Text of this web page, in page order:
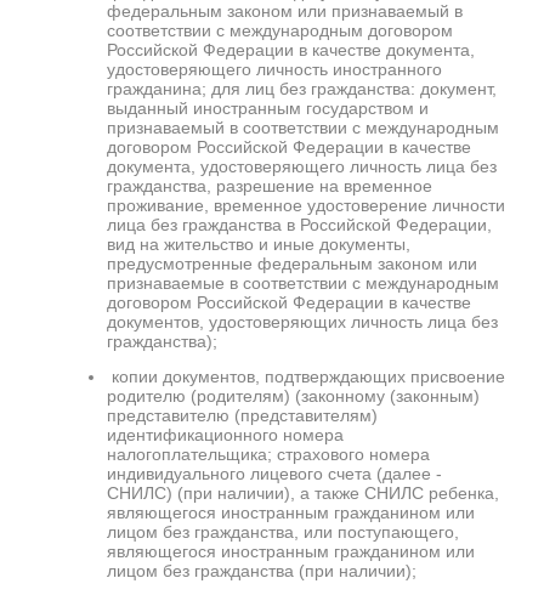
федеральным законом или признаваемый в
соответствии с международным договором
Российской Федерации в качестве документа,
удостоверяющего личность иностранного
гражданина; для лиц без гражданства: документ,
выданный иностранным государством и
признаваемый в соответствии с международным
договором Российской Федерации в качестве
документа, удостоверяющего личность лица без
гражданства, разрешение на временное
проживание, временное удостоверение личности
лица без гражданства в Российской Федерации,
вид на жительство и иные документы,
предусмотренные федеральным законом или
признаваемые в соответствии с международным
договором Российской Федерации в качестве
документов, удостоверяющих личность лица без
гражданства);
копии документов, подтверждающих присвоение
родителю (родителям) (законному (законным)
представителю (представителям)
идентификационного номера
налогоплательщика; страхового номера
индивидуального лицевого счета (далее -
СНИЛС) (при наличии), а также СНИЛС ребенка,
являющегося иностранным гражданином или
лицом без гражданства, или поступающего,
являющегося иностранным гражданином или
лицом без гражданства (при наличии);